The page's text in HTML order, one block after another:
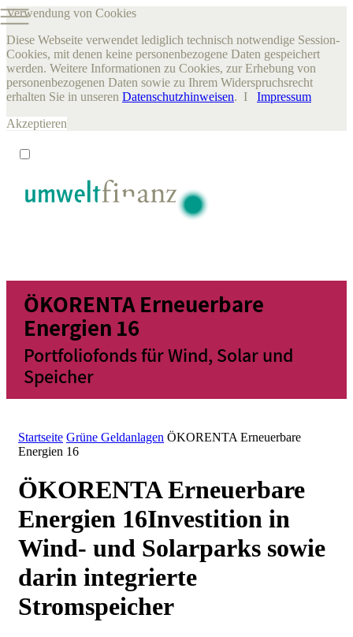
Verwendung von Cookies
Diese Webseite verwendet lediglich technisch notwendige Session-
Cookies, mit denen keine personenbezogene Daten gespeichert
werden. Weitere Informationen zu Cookies, zur Erhebung von
personenbezogenen Daten sowie zu Ihrem Widerspruchsrecht
erhalten Sie in unseren Datenschutzhinweisen. I Impressum
Akzeptieren
ÖKORENTA Erneuerbare
Energien 16
Portfoliofonds für Wind, Solar und
Speicher
Startseite Grüne Geldanlagen ÖKORENTA Erneuerbare
Energien 16
ÖKORENTA Erneuerbare
Energien 16Investition in
Wind- und Solarparks sowie
darin integrierte
Stromspeicher